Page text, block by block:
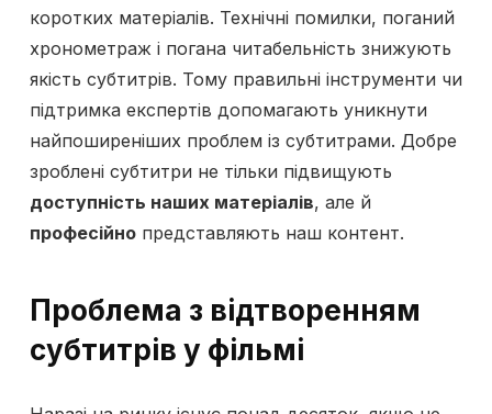
коротких матеріалів. Технічні помилки, поганий
хронометраж і погана читабельність знижують
якість субтитрів. Тому правильні інструменти чи
підтримка експертів допомагають уникнути
найпоширеніших проблем із субтитрами. Добре
зроблені субтитри не тільки підвищують
доступність наших матеріалів, але й
професійно представляють наш контент.
Проблема з відтворенням
субтитрів у фільмі